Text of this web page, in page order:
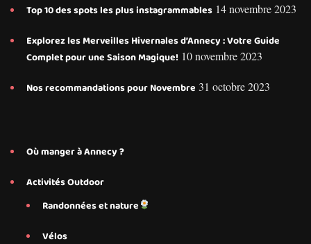
Top 10 des spots les plus instagrammables 14 novembre 2023
Explorez les Merveilles Hivernales d’Annecy : Votre Guide
Complet pour une Saison Magique! 10 novembre 2023
Nos recommandations pour Novembre 31 octobre 2023
Où manger à Annecy ?
Activités Outdoor
Randonnées et nature
Vélos